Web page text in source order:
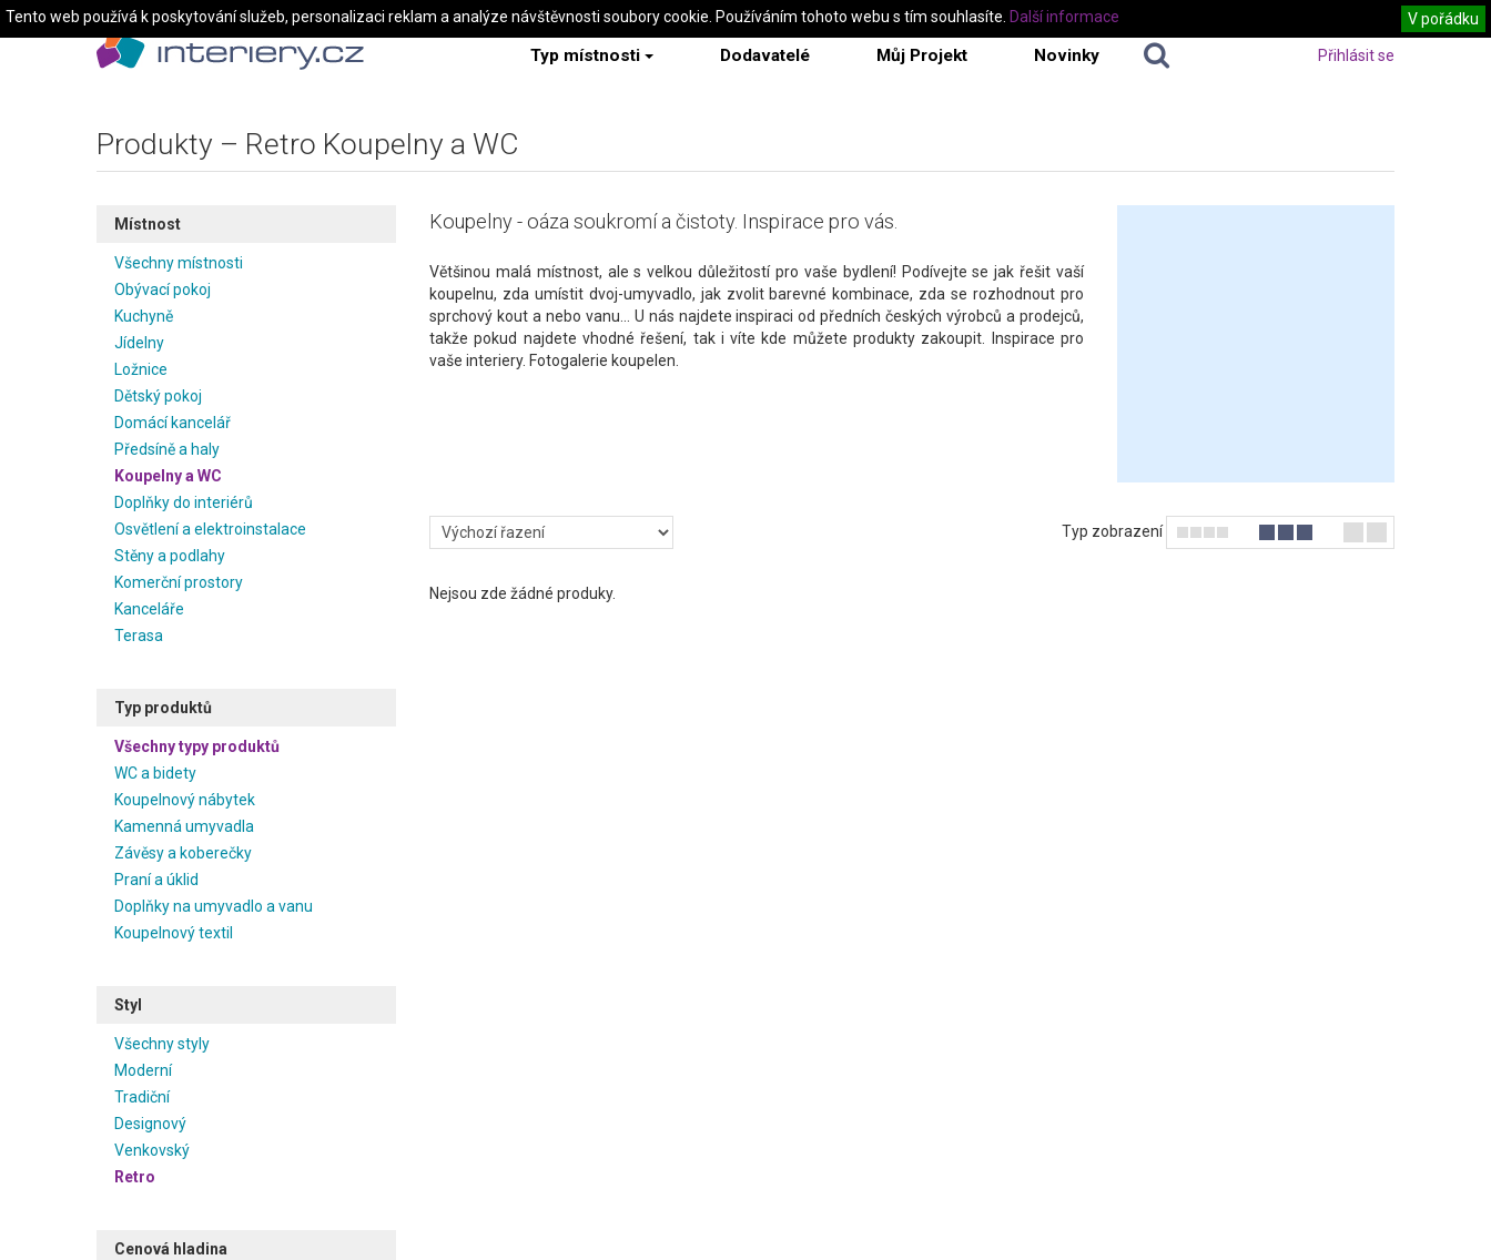
Typ místnosti Dodavatelé Můj Projekt Novinky Přihlásit se
Produkty – Retro Koupelny a WC
Místnost
Všechny místnosti
Obývací pokoj
Kuchyně
Jídelny
Ložnice
Dětský pokoj
Domácí kancelář
Předsíně a haly
Koupelny a WC
Doplňky do interiérů
Osvětlení a elektroinstalace
Stěny a podlahy
Komerční prostory
Kanceláře
Terasa
Typ produktů
Všechny typy produktů
WC a bidety
Koupelnový nábytek
Kamenná umyvadla
Závěsy a koberečky
Praní a úklid
Doplňky na umyvadlo a vanu
Koupelnový textil
Styl
Všechny styly
Moderní
Tradiční
Designový
Venkovský
Retro
Cenová hladina
Koupelny - oáza soukromí a čistoty. Inspirace pro vás.
Většinou malá místnost, ale s velkou důležitostí pro vaše bydlení! Podívejte se jak řešit vaší
koupelnu, zda umístit dvoj-umyvadlo, jak zvolit barevné kombinace, zda se rozhodnout pro
sprchový kout a nebo vanu... U nás najdete inspiraci od předních českých výrobců a prodejců,
takže pokud najdete vhodné řešení, tak i víte kde můžete produkty zakoupit. Inspirace pro
vaše interiery. Fotogalerie koupelen.
Typ zobrazení
Nejsou zde žádné produky.
Tento web používá k poskytování služeb, personalizaci reklam a analýze návštěvnosti soubory cookie. Používáním tohoto webu s tím souhlasíte. V pořádku
Další informace